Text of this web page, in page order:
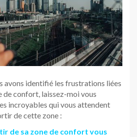
avons identifié les frustrations liées
de confort, laissez-moi vous
incroyables qui vous attendent
de cette zone :
de sa zone de confort vous